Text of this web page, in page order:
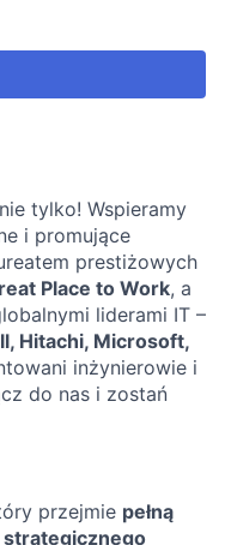
tylko! Wspieramy
i promujące
prestiżowych
Place to Work, a
liderami IT –
Hitachi, Microsoft,
inżynierowie i
do nas i zostań
przejmie pełną
strategicznego